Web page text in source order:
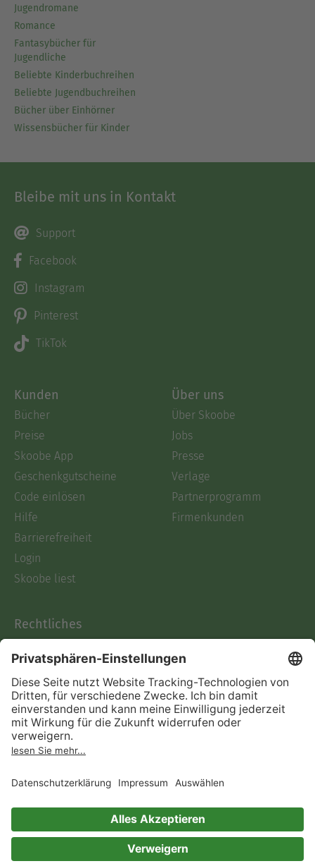
Jugendromane
Romance
Fantasybücher für
Jugendliche
Beliebte Kinderbuchreihen
Beliebte Jugendbuchreihen
Bücher über Einhörner
Wissensbücher für Kinder
Bleibe mit uns in Kontakt
Support
Facebook
Instagram
Pinterest
TikTok
Kunden
Bücher
Preise
Skoobe App
Geschenkgutscheine
Code einlösen
Hilfe
Barrierefreiheit
Login
Skoobe liest
Über uns
Über Skoobe
Jobs
Presse
Verlage
Partnerprogramm
Firmenkunden
Rechtliches
AGB
Informationen nach Data
Act
Verträge hier kündigen
Impressum
Immer ein gutes Buch